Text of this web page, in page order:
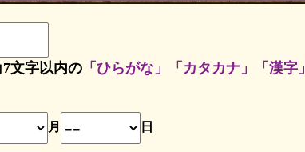
文字以内の「ひらがな」「カタカナ」「漢字」
月 日